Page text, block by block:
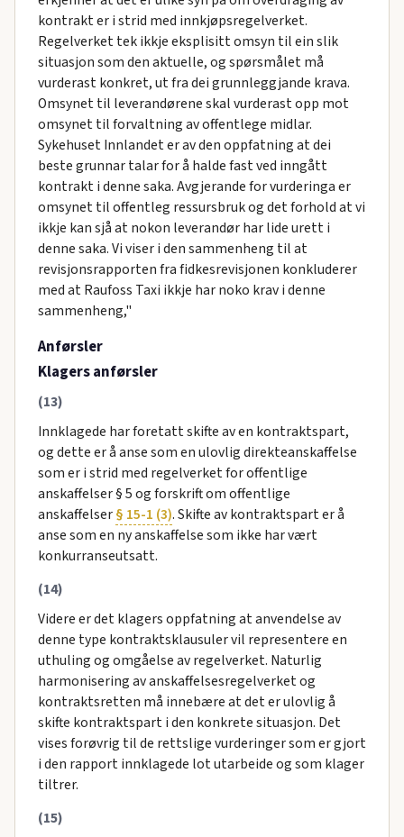
kontrakt er i strid med innkjøpsregelverket.
Regelverket tek ikkje eksplisitt omsyn til ein slik
situasjon som den aktuelle, og spørsmålet må
vurderast konkret, ut fra dei grunnleggjande krava.
Omsynet til leverandørene skal vurderast opp mot
omsynet til forvaltning av offentlege midlar.
Sykehuset Innlandet er av den oppfatning at dei
beste grunnar talar for å halde fast ved inngått
kontrakt i denne saka. Avgjerande for vurderinga er
omsynet til offentleg ressursbruk og det forhold at vi
ikkje kan sjå at nokon leverandør har lide urett i
denne saka. Vi viser i den sammenheng til at
revisjonsrapporten fra fidkesrevisjonen konkluderer
med at Raufoss Taxi ikkje har noko krav i denne
sammenheng,"
Anførsler
Klagers anførsler
(13)
Innklagede har foretatt skifte av en kontraktspart,
og dette er å anse som en ulovlig direkteanskaffelse
som er i strid med regelverket for offentlige
anskaffelser § 5 og forskrift om offentlige
anskaffelser§ 15-1 (3). Skifte av kontraktspart er å
anse som en ny anskaffelse som ikke har vært
konkurranseutsatt.
(14)
Videre er det klagers oppfatning at anvendelse av
denne type kontraktsklausuler vil representere en
uthuling og omgåelse av regelverket. Naturlig
harmonisering av anskaffelsesregelverket og
kontraktsretten må innebære at det er ulovlig å
skifte kontraktspart i den konkrete situasjon. Det
vises forøvrig til de rettslige vurderinger som er gjort
i den rapport innklagede lot utarbeide og som klager
tiltrer.
(15)